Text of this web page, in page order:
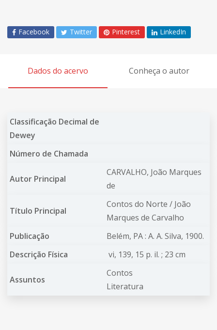
Facebook Twitter Pinterest LinkedIn
Dados do acervo Conheça o autor
Classificação Decimal de
Dewey
Número de Chamada
Autor Principal
CARVALHO, João Marques
de
Título Principal
Contos do Norte / João
Marques de Carvalho
Publicação
Belém, PA : A. A. Silva, 1900.
Descrição Física
vi, 139, 15 p. il. ; 23 cm
Assuntos
Contos
Literatura